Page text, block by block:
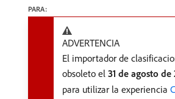
PARA:
ADVERTENCIA
El importador de
obsoleto el 31 de agosto de
para utilizar la experiencia